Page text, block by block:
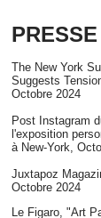
PRESSE
The New York
Suggests
Octobre 2024
Post Instagram
l'exposition
à New-York,
Juxtapoz
Octobre 2024
Le Figaro, "Art